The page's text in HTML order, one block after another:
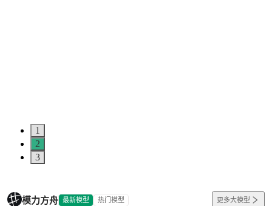
1
2
3
模力方舟 最新模型 热门模型 更多大模型